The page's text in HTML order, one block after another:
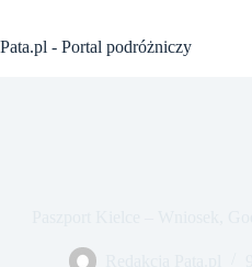
treści
Pata.pl - Portal podróżniczy